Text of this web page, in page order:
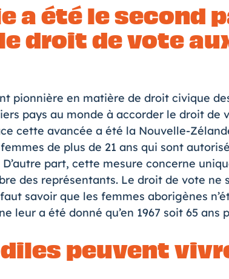
a été le second
droit de vote
pionnière en matière de droit civique
pays au monde à accorder le droit de
cette avancée a été la Nouvelle-
de plus de 21 ans qui sont
part, cette mesure concerne
des représentants. Le droit de vote ne
savoir que les femmes aborigènes
leur a été donné qu’en 1967 soit 65 ans
peuvent